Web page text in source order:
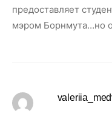
предоставляет
мэром Борнмута…но